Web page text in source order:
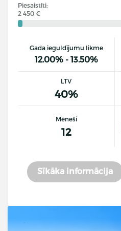
Piesaistīti:
2 450 €
Gada ieguldījumu likme
12.00% - 13.50%
LTV
40%
Mēneši
12
Sīkāka informācija